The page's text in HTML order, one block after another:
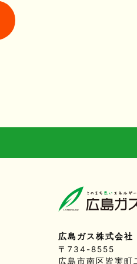
広島ガス株式会社
〒734-8555
広島市南区皆実町